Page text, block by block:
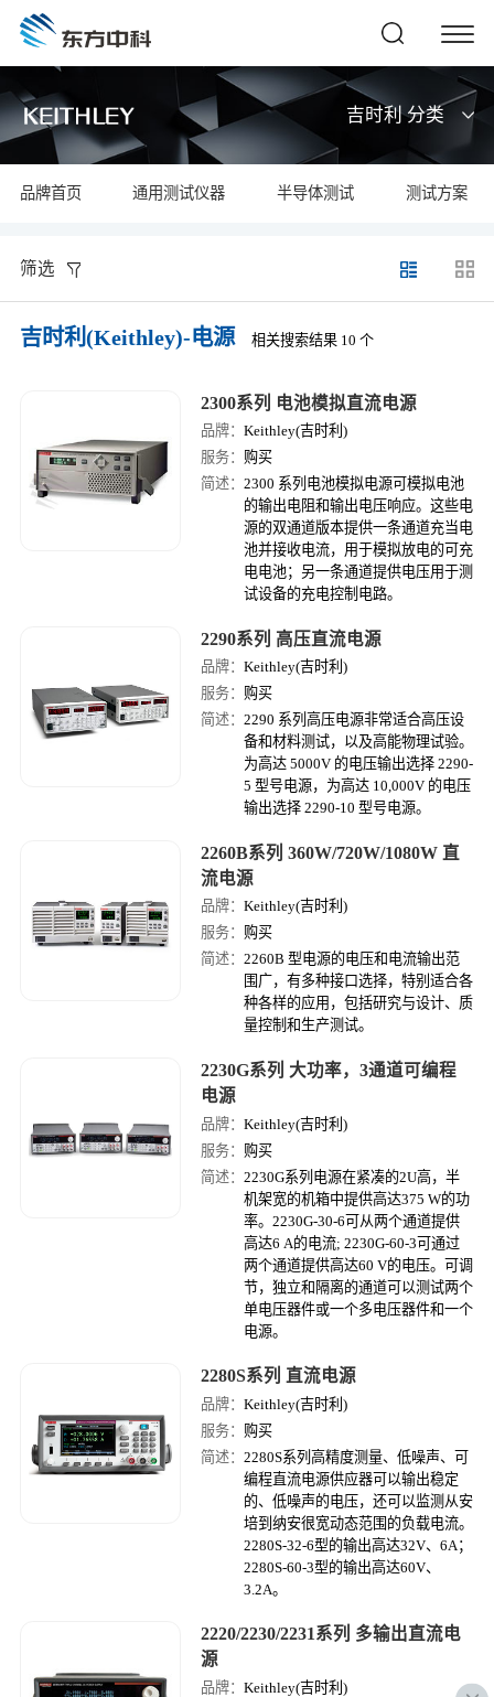
吉时利 分类
品牌首页 通用测试仪器 半导体测试 测试方案
筛选
吉时利(Keithley)-电源 相关搜索结果 10 个
2300系列 电池模拟直流电源
品牌：Keithley(吉时利)
服务： 购买
简述：2300 系列电池模拟电源可模拟电池
的输出电阻和输出电压响应。这些电
源的双通道版本提供一条通道充当电
池并接收电流，用于模拟放电的可充
电电池；另一条通道提供电压用于测
试设备的充电控制电路。
2290系列 高压直流电源
品牌：Keithley(吉时利)
服务： 购买
简述：2290 系列高压电源非常适合高压设
备和材料测试，以及高能物理试验。
为高达 5000V 的电压输出选择 2290-
5 型号电源，为高达 10,000V 的电压
输出选择 2290-10 型号电源。
2260B系列 360W/720W/1080W 直
流电源
品牌：Keithley(吉时利)
服务： 购买
简述：2260B 型电源的电压和电流输出范
围广，有多种接口选择，特别适合各
种各样的应用，包括研究与设计、质
量控制和生产测试。
2230G系列 大功率，3通道可编程
电源
品牌：Keithley(吉时利)
服务： 购买
简述：2230G系列电源在紧凑的2U高，半
机架宽的机箱中提供高达375 W的功
率。2230G-30-6可从两个通道提供
高达6 A的电流; 2230G-60-3可通过
两个通道提供高达60 V的电压。可调
节，独立和隔离的通道可以测试两个
单电压器件或一个多电压器件和一个
电源。
2280S系列 直流电源
品牌：Keithley(吉时利)
服务： 购买
简述：2280S系列高精度测量、低噪声、可
编程直流电源供应器可以输出稳定
的、低噪声的电压，还可以监测从安
培到纳安很宽动态范围的负载电流。
2280S-32-6型的输出高达32V、6A；
2280S-60-3型的输出高达60V、
3.2A。
2220/2230/2231系列 多输出直流电
源
品牌：Keithley(吉时利)